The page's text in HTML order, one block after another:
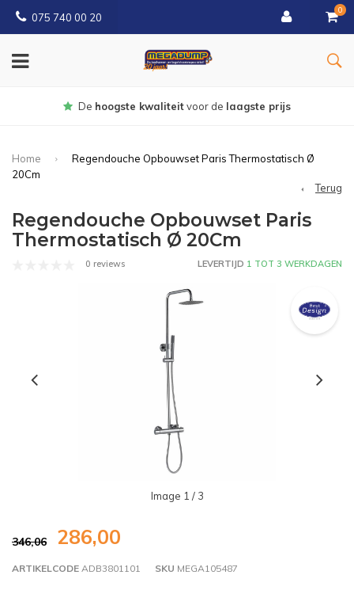
075 740 00 20
0
Gratisbezorgd vanaf € 150
Home
Regendouche Opbouwset Paris Thermostatisch Ø
20Cm
Terug
Regendouche Opbouwset Paris
Thermostatisch Ø 20Cm
0 reviews LEVERTIJD 1 TOT 3 WERKDAGEN
Image 1 / 3
346,06 286,00
ARTIKELCODE ADB3801101 SKU MEGA105487